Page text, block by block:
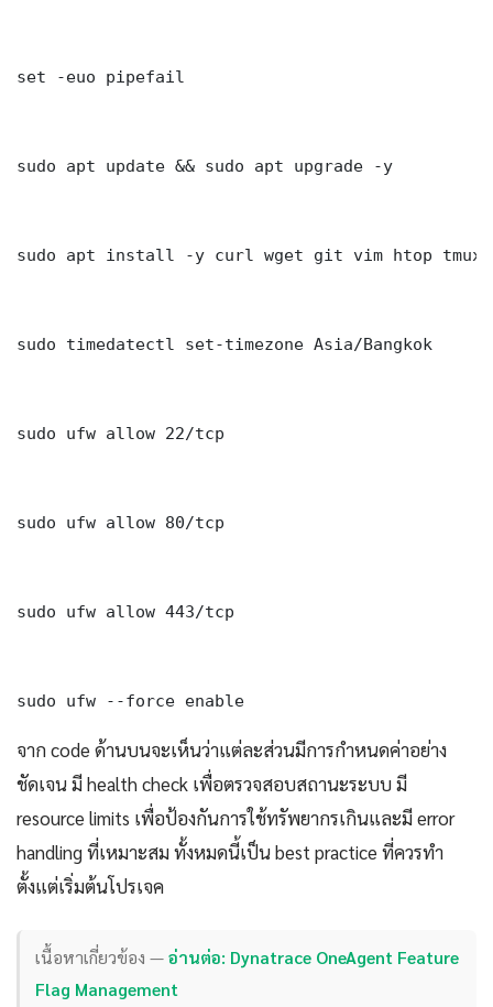
set -euo pipefail
sudo apt update && sudo apt upgrade -y
sudo apt install -y curl wget git vim htop tmux
sudo timedatectl set-timezone Asia/Bangkok
sudo ufw allow 22/tcp
sudo ufw allow 80/tcp
sudo ufw allow 443/tcp
sudo ufw --force enable
จาก code ด้านบนจะเห็นว่าแต่ละส่วนมีการกำหนดค่าอย่าง
ชัดเจน มี health check เพื่อตรวจสอบสถานะระบบ มี
resource limits เพื่อป้องกันการใช้ทรัพยากรเกินและมี error
handling ที่เหมาะสม ทั้งหมดนี้เป็น best practice ที่ควรทำ
ตั้งแต่เริ่มต้นโปรเจค
เนื้อหาเกี่ยวข้อง —อ่านต่อ: Dynatrace OneAgent Feature
Flag Management